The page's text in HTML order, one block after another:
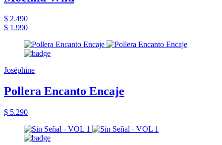
$ 2.490
$ 1.990
Joséphine
Pollera Encanto Encaje
$ 5.290